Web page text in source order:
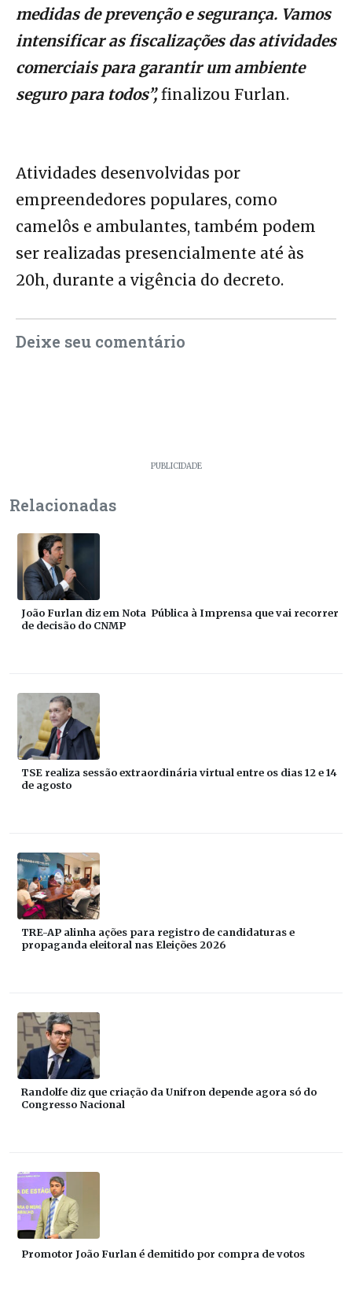
medidas de prevenção e segurança. Vamos
intensificar as fiscalizações das atividades
comerciais para garantir um ambiente
seguro para todos”,finalizou Furlan.
Atividades desenvolvidas por
empreendedores populares, como
camelôs e ambulantes, também podem
ser realizadas presencialmente até às
20h, durante a vigência do decreto.
Deixe seu comentário
PUBLICIDADE
Relacionadas
João Furlan diz em Nota Pública à Imprensa que vai recorrer
de decisão do CNMP
TSE realiza sessão extraordinária virtual entre os dias 12 e 14
de agosto
TRE-AP alinha ações para registro de candidaturas e
propaganda eleitoral nas Eleições 2026
Randolfe diz que criação da Unifron depende agora só do
Congresso Nacional
Promotor João Furlan é demitido por compra de votos